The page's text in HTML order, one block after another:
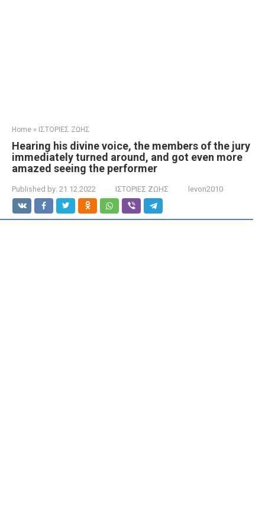
Home » ΙΣΤΟΡΙΕΣ ΖΩΗΣ
Hearing his divine voice, the members of the jury
immediately turned around, and got even more
amazed seeing the performer
Published by: 21.12.2022 ΙΣΤΟΡΙΕΣ ΖΩΗΣ levon2010